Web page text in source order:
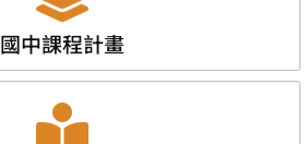
國中課程計畫